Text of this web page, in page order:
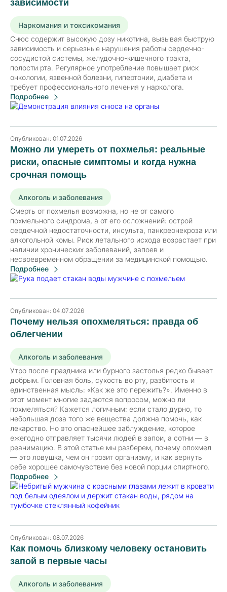
зависимости
Наркомания и токсикомания
Снюс содержит высокую дозу никотина, вызывая быструю
зависимость и серьезные нарушения работы сердечно-
сосудистой системы, желудочно-кишечного тракта,
полости рта. Регулярное употребление повышает риск
онкологии, язвенной болезни, гипертонии, диабета и
требует профессионального лечения у нарколога.
Подробнее
Можно ли умереть от похмелья: реальные
риски, опасные симптомы и когда нужна
срочная помощь
Опубликован: 01.07.2026
Алкоголь и заболевания
Смерть от похмелья возможна, но не от самого
похмельного синдрома, а от его осложнений: острой
сердечной недостаточности, инсульта, панкреонекроза или
алкогольной комы. Риск летального исхода возрастает при
наличии хронических заболеваний, запоев и
несвоевременном обращении за медицинской помощью.
Подробнее
Почему нельзя опохмеляться: правда об
облегчении
Опубликован: 04.07.2026
Алкоголь и заболевания
Утро после праздника или бурного застолья редко бывает
добрым. Головная боль, сухость во рту, разбитость и
единственная мысль: «Как же это пережить?». Именно в
этот момент многие задаются вопросом, можно ли
похмеляться? Кажется логичным: если стало дурно, то
небольшая доза того же вещества должна помочь, как
лекарство. Но это опаснейшее заблуждение, которое
ежегодно отправляет тысячи людей в запои, а сотни — в
реанимацию. В этой статье мы разберем, почему опохмел
— это ловушка, чем он грозит организму, и как вернуть
себе хорошее самочувствие без новой порции спиртного.
Подробнее
Как помочь близкому человеку остановить
запой в первые часы
Опубликован: 08.07.2026
Алкоголь и заболевания